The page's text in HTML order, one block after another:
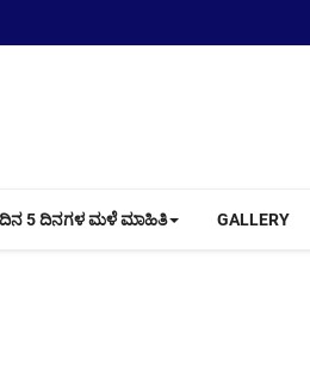
5 ದಿನಗಳ ಮಳೆ ಮಾಹಿತಿ GALLERY